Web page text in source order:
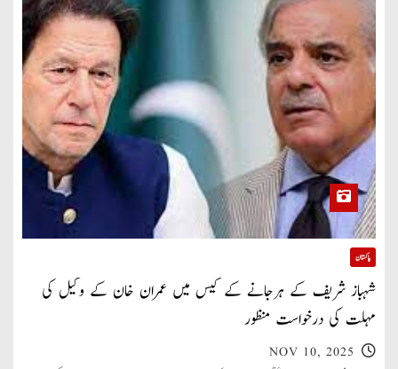
پاکستان
شہباز شریف کے ہرجانے کے کیس میں عمران خان کے وکیل کی
مہلت کی درخواست منظور
NOV 10, 2025